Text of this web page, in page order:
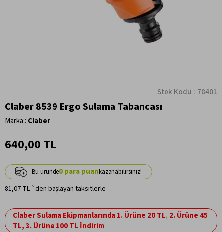
Stok Kodu 78401
Claber 8539 Ergo Sulama Tabancası
Marka : Claber
640,00 TL
0
81,07 TL `den başlayan taksitlerle
Claber Sulama Ekipmanlarında 1. Ürüne 20 TL, 2. Ürüne 45
TL, 3. Ürüne 100 TL İndirim